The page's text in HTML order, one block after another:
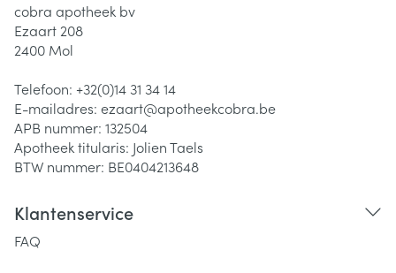
cobra apotheek bv
Ezaart 208
2400 Mol
Telefoon: +32(0)14 31 34 14
E-mailadres: ezaart@apotheekcobra.be
APB nummer: 132504
Apotheek titularis: Jolien Taels
BTW nummer: BE0404213648
Klantenservice
FAQ